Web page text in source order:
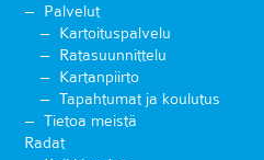
Palvelut
Kartoituspalvelu
Ratasuunnittelu
Kartanpiirto
Tapahtumat ja koulutus
Tietoa meistä
Radat